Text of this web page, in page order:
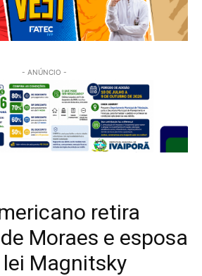
- ANÚNCIO -
retira
Moraes e esposa
Magnitsky